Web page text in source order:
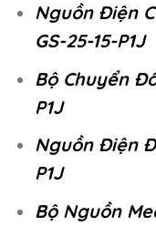
Nguồn Điện
GS-25-15-P1J
Bộ Chuyển
P1J
Nguồn Điện
P1J
Bộ Nguồn